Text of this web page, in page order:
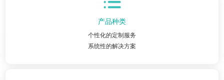
产品种类
个性化的定制服务
系统性的解决方案